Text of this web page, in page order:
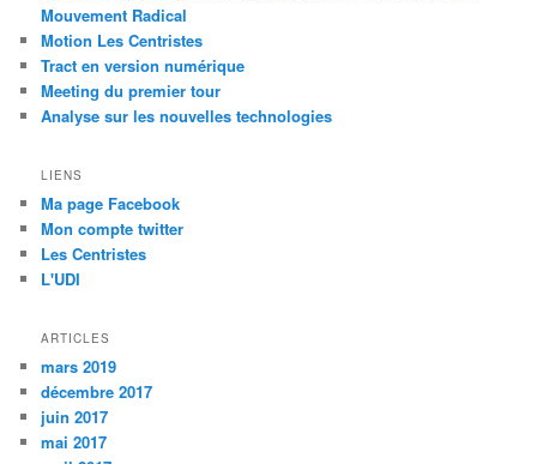
r
t
i
c
l
s
Mouvement Radical
Motion Les Centristes
Tract en version numérique
Meeting du premier tour
Analyse sur les nouvelles technologies
LIENS
Ma page Facebook
Mon compte twitter
Les Centristes
L'UDI
ARTICLES
mars 2019
décembre 2017
juin 2017
mai 2017